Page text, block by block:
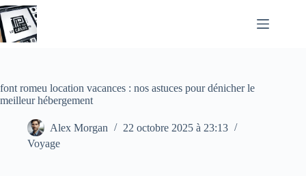
Passer
au
contenu
font romeu location vacances : nos astuces pour dénicher le
meilleur hébergement
Alex Morgan
22 octobre 2025 à 23:13
Voyage